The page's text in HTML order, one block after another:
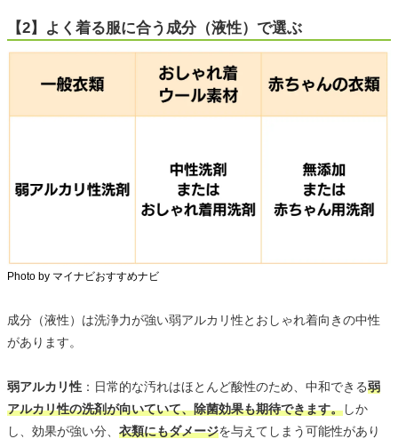
【2】よく着る服に合う成分（液性）で選ぶ
Photo by マイナビおすすめナビ
成分（液性）は洗浄力が強い弱アルカリ性とおしゃれ着向きの中性
があります。
弱アルカリ性 ：日常的な汚れはほとんど酸性のため、中和できる弱
アルカリ性の洗剤が向いていて、除菌効果も期待できます。しか
し、効果が強い分、 衣類にもダメージを与えてしまう可能性があり